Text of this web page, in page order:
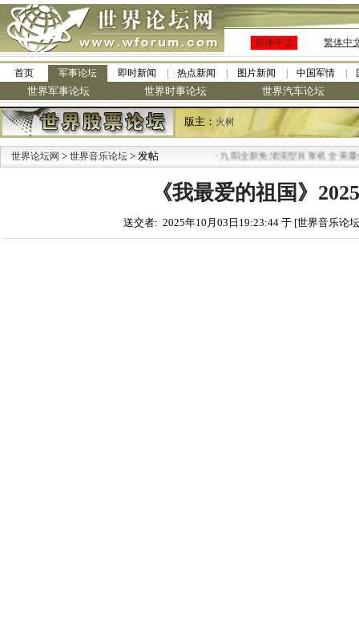
简体中文 繁体中
首页 军事论坛 即时新闻 热点新闻 图片新闻 中国军情
世界军事论坛 世界时事论坛 世界汽车论坛
版主： 火树
世界论坛网 > 世界音乐论坛 > 发帖 九阳全新免清洗型豆浆机 全美最低
《我最爱的祖国》
送交者: 2025年10月03日19:23:44 于 [世界音乐论